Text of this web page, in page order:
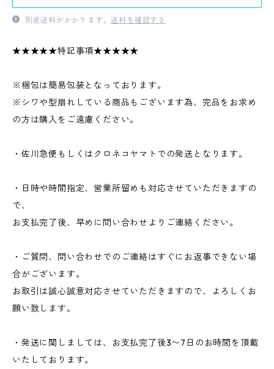
別途送料がかかります。送料を確認する
★★★★★特記事項★★★★★
※梱包は簡易包装となっております。
※シワや型崩れしている商品もございます為、完品をお求め
の方は購入をご遠慮ください。
・佐川急便もしくはクロネコヤマトでの発送となります。
・日時や時間指定、営業所留めも対応させていただきますの
で、
お支払完了後、早めに問い合わせよりご連絡ください。
・ご質問、問い合わせでのご連絡はすぐにお返事できない場
合がございます。
お取引は誠心誠意対応させていただきますので、よろしくお
願い致します。
・発送に関しましては、お支払完了後3〜7日のお時間を頂戴
いたしております。